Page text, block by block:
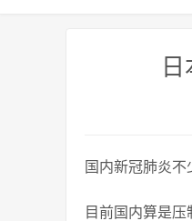
国内新冠肺炎不
目前国内算是压